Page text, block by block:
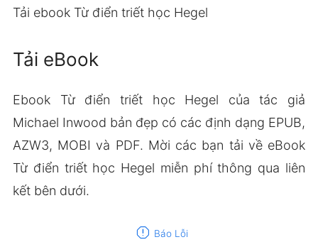
Tải ebook Từ điển triết học Hegel
Tải eBook
Ebook Từ điển triết học Hegel của tác giả
Michael Inwood bản đẹp có các định dạng EPUB,
AZW3, MOBI và PDF. Mời các bạn tải về eBook
Từ điển triết học Hegel miễn phí thông qua liên
kết bên dưới.
report Báo Lỗi